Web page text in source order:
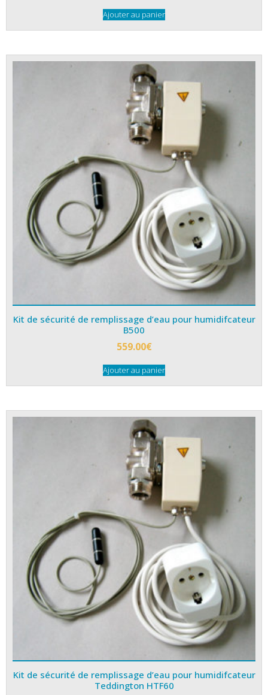
Ajouter au panier
Kit de sécurité de remplissage d’eau pour humidifcateur
B500
559.00€
Ajouter au panier
Kit de sécurité de remplissage d’eau pour humidifcateur
Teddington HTF60